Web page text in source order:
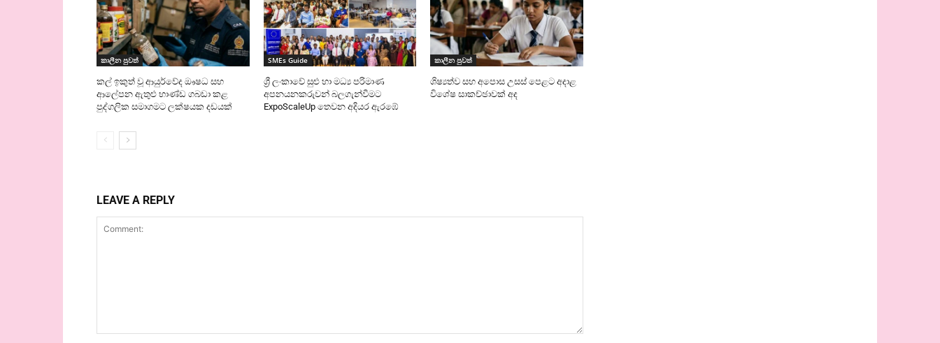
කාලීන පුවත්
කල් ඉකුත් වූ ආයුර්වේද ඖෂධ සහ
ආලේපන ඇතුළු භාණ්ඩ ගබඩා කළ
පුද්ගලික සමාගමට ලක්ෂයක දඩයක්
SMEs Guide
ශ්‍රී ලංකාවේ සුළු හා මධ්‍ය පරිමාණ
අපනයනකරුවන් බලගැන්වීමට
ExpoScaleUp තෙවන අදියර ඇරඹේ
කාලීන පුවත්
ශිෂ්‍යත්ව සහ අපොස උසස් පෙළට අදාළ
විශේෂ සාකච්ඡාවක් අද
LEAVE A REPLY